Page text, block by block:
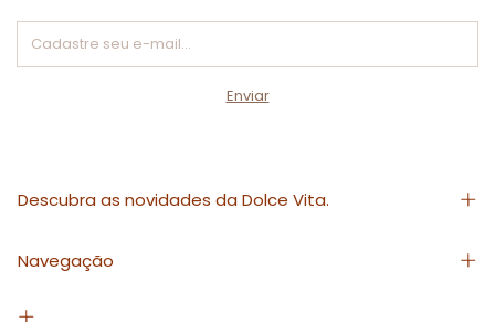
Descubra as novidades da Dolce Vita.
Navegação